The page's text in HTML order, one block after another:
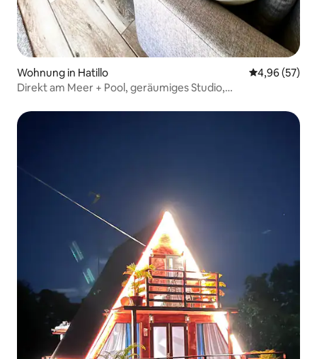
Wohnung in Hatillo
4,96 (57)
Direkt am Meer + Pool, geräumiges Studio,